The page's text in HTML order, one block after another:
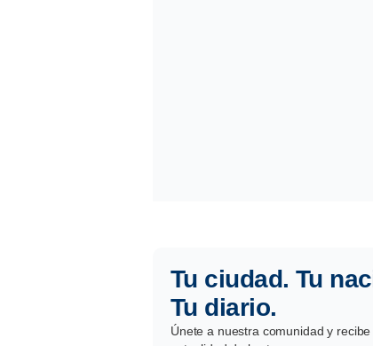
Tu ciudad. Tu
Tu diario.
Únete a nuestra comunidad y